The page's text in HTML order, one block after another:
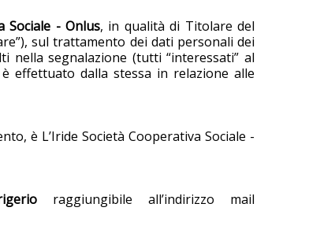
Sociale - Onlus, in qualità di Titolare del
sul trattamento dei dati personali dei
nella segnalazione (tutti “interessati” al
effettuato dalla stessa in relazione alle
è L’Iride Società Cooperativa Sociale -
raggiungibile all’indirizzo mail